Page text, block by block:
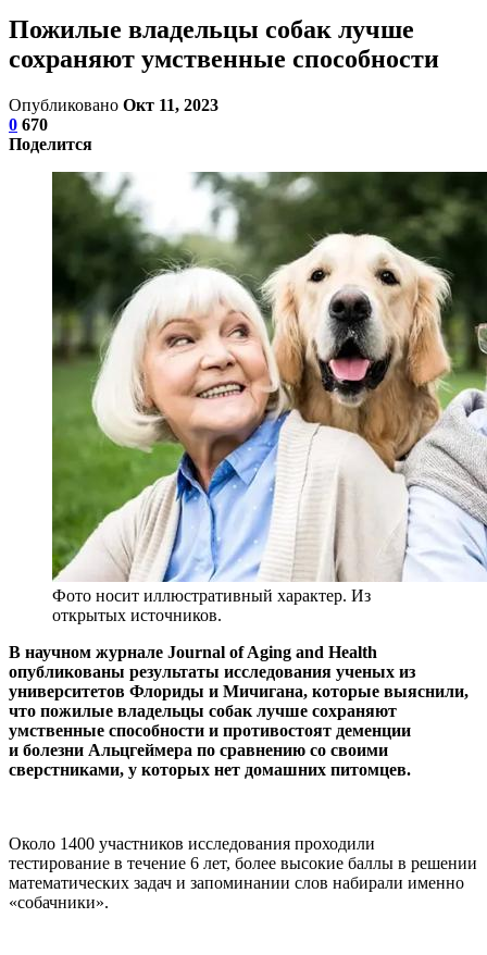
Пожилые владельцы собак лучше
сохраняют умственные способности
Опубликовано Окт 11, 2023
0 670
Поделится
Фото носит иллюстративный характер. Из
открытых источников.
В научном журнале Journal of Aging and Health
опубликованы результаты исследования ученых из
университетов Флориды и Мичигана, которые выяснили,
что пожилые владельцы собак лучше сохраняют
умственные способности и противостоят деменции
и болезни Альцгеймера по сравнению со своими
сверстниками, у которых нет домашних питомцев.
Около 1400 участников исследования проходили
тестирование в течение 6 лет, более высокие баллы в решении
математических задач и запоминании слов набирали именно
«собачники».